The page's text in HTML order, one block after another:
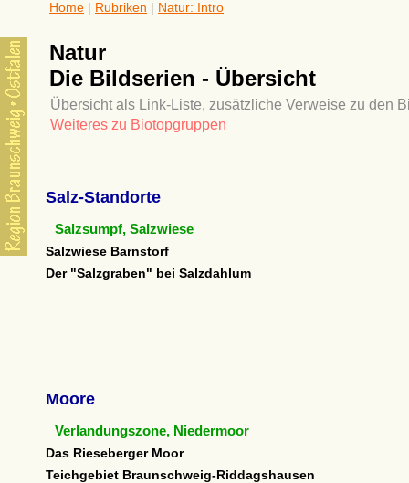
Home | Rubriken | Natur: Intro
Natur
Die Bildserien - Übersicht
Übersicht als Link-Liste, zusätzliche Verweise zu den
Weiteres zu Biotopgruppen
Salz-Standorte
Salzsumpf, Salzwiese
Salzwiese Barnstorf
Der "Salzgraben" bei Salzdahlum
Moore
Verlandungszone, Niedermoor
Das Rieseberger Moor
Teichgebiet Braunschweig-Riddagshausen